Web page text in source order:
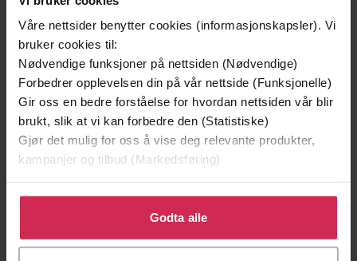
Våre nettsider benytter cookies (informasjonskapsler). Vi
bruker cookies til:
Nødvendige funksjoner på nettsiden (Nødvendige)
Forbedrer opplevelsen din på vår nettside (Funksjonelle)
Gir oss en bedre forståelse for hvordan nettsiden vår blir
brukt, slik at vi kan forbedre den (Statistiske)
Gjør det mulig for oss å vise deg relevante produkter,
kampanjer og tilbud (Markedsføring)
Klikk på «Godta alle» for å gi oss ditt samtykke til å
bruke cookies for alle disse formålene. Du kan også
tilpasse ditt samtykke til spesifikke formål ved å klikke
Godta alle
149,-
349,-